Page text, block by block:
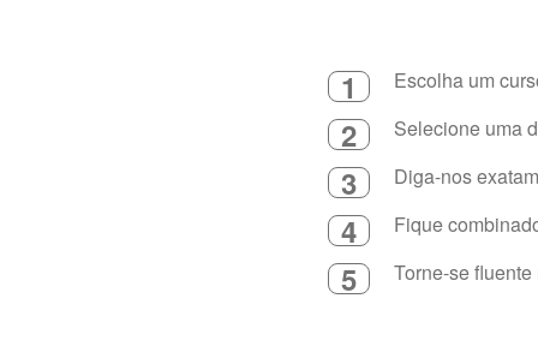
1 Escolha um
2 Selecione uma
3 Diga-nos
4 Fique
5 Torne-se